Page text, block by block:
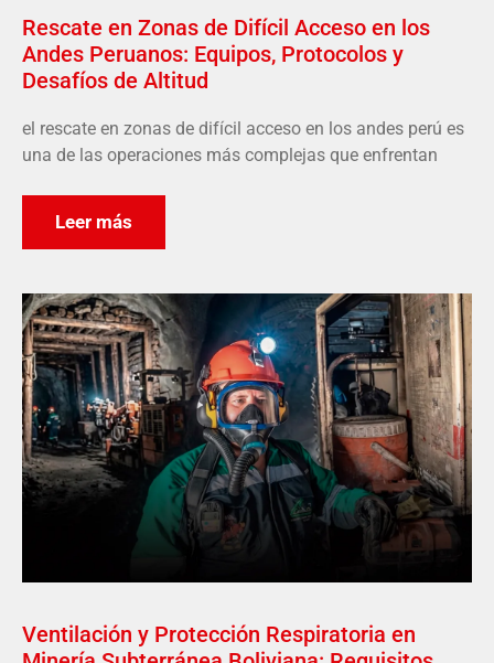
Rescate en Zonas de Difícil Acceso en los
Andes Peruanos: Equipos, Protocolos y
Desafíos de Altitud
el rescate en zonas de difícil acceso en los andes perú es
una de las operaciones más complejas que enfrentan
Leer más
Ventilación y Protección Respiratoria en